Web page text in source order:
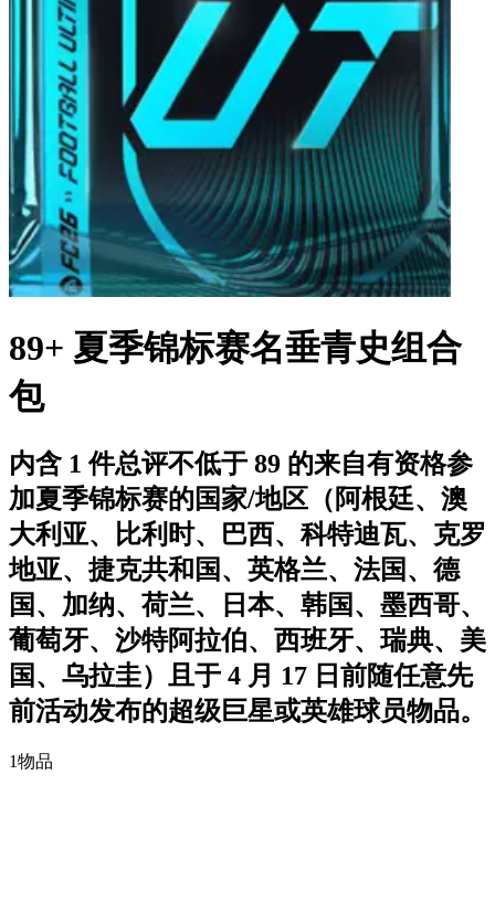
89+ 夏季锦标赛名垂青史组合
包
内含 1 件总评不低于 89 的来自有资格参
加夏季锦标赛的国家/地区（阿根廷、澳
大利亚、比利时、巴西、科特迪瓦、克罗
地亚、捷克共和国、英格兰、法国、德
国、加纳、荷兰、日本、韩国、墨西哥、
葡萄牙、沙特阿拉伯、西班牙、瑞典、美
国、乌拉圭）且于 4 月 17 日前随任意先
前活动发布的超级巨星或英雄球员物品。
1物品